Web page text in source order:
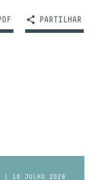
PARTILHAR
| 10 JULHO 2026